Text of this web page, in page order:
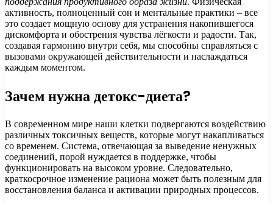
активность, полноценный сон и ментальные практики – все
это создает мощную основу для устранения накопившегося
дискомфорта и обострения чувства лёгкости и радости. Так,
создавая гармонию внутри себя, мы способны справляться с
вызовами окружающей действительности и наслаждаться
каждым моментом.
Зачем нужна детокс-диета?
В современном мире наши клетки подвергаются воздействию
различных токсичных веществ, которые могут накапливаться
со временем. Система, отвечающая за выведение ненужных
соединений, порой нуждается в поддержке, чтобы
функционировать на высоком уровне. Следовательно,
краткосрочное изменение рациона может быть полезным для
восстановления баланса и активации природных процессов.